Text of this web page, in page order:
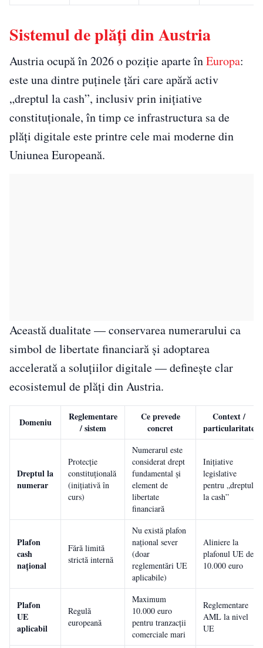
Sistemul de plăți din Austria
Austria ocupă în 2026 o poziție aparte înEuropa:
este una dintre puținele țări care apără activ
„dreptul la cash”, inclusiv prin inițiative
constituționale, în timp ce infrastructura sa de
plăți digitale este printre cele mai moderne din
Uniunea Europeană.
Această dualitate — conservarea numerarului ca
simbol de libertate financiară și adoptarea
accelerată a soluțiilor digitale — definește clar
ecosistemul de plăți din Austria.
Domeniu
Reglementare
/ sistem
Ce prevede
concret
Context /
particularitate
Dreptul la
numerar
Protecție
constituțională
(inițiativă în
curs)
Numerarul este
considerat drept
fundamental și
element de
libertate
financiară
Inițiative
legislative
pentru „dreptul
la cash”
Plafon
cash
național
Fără limită
strictă internă
Nu există plafon
național sever
(doar
reglementări UE
aplicabile)
Aliniere la
plafonul UE de
10.000 euro
Plafon
UE
aplicabil
Regulă
europeană
Maximum
10.000 euro
pentru tranzacții
comerciale mari
Reglementare
AML la nivel
UE